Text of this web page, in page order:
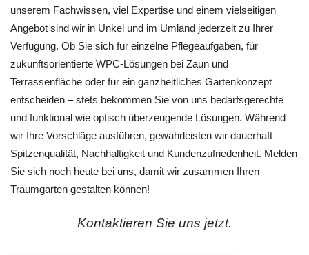
unserem Fachwissen, viel Expertise und einem vielseitigen
Angebot sind wir in Unkel und im Umland jederzeit zu Ihrer
Verfügung. Ob Sie sich für einzelne Pflegeaufgaben, für
zukunftsorientierte WPC-Lösungen bei Zaun und
Terrassenfläche oder für ein ganzheitliches Gartenkonzept
entscheiden – stets bekommen Sie von uns bedarfsgerechte
und funktional wie optisch überzeugende Lösungen. Während
wir Ihre Vorschläge ausführen, gewährleisten wir dauerhaft
Spitzenqualität, Nachhaltigkeit und Kundenzufriedenheit. Melden
Sie sich noch heute bei uns, damit wir zusammen Ihren
Traumgarten gestalten können!
Kontaktieren Sie uns jetzt.